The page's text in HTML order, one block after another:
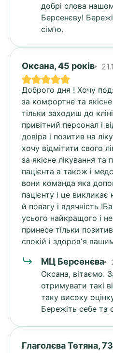
добрі слова
Берсенєву!
сім'ю.
Оксана, 45 років
Доброго дня ! Хочу
за комфортне та
тільки заходиш до
привітний персонал і
довіра і позитив на
хочу відмітити свого
за якісне лікування та
пацієнта а також і
вони команда яка
пацієнту і це викликає
й повагу і вдячність
усього найкращого і
принесе тільки
спокій і здоровʼя
МЦ Берсенєва
Оксана, вітаємо.
отримувати такі
таку високу
Бережіть себе та
Глаголєва Тетяна,